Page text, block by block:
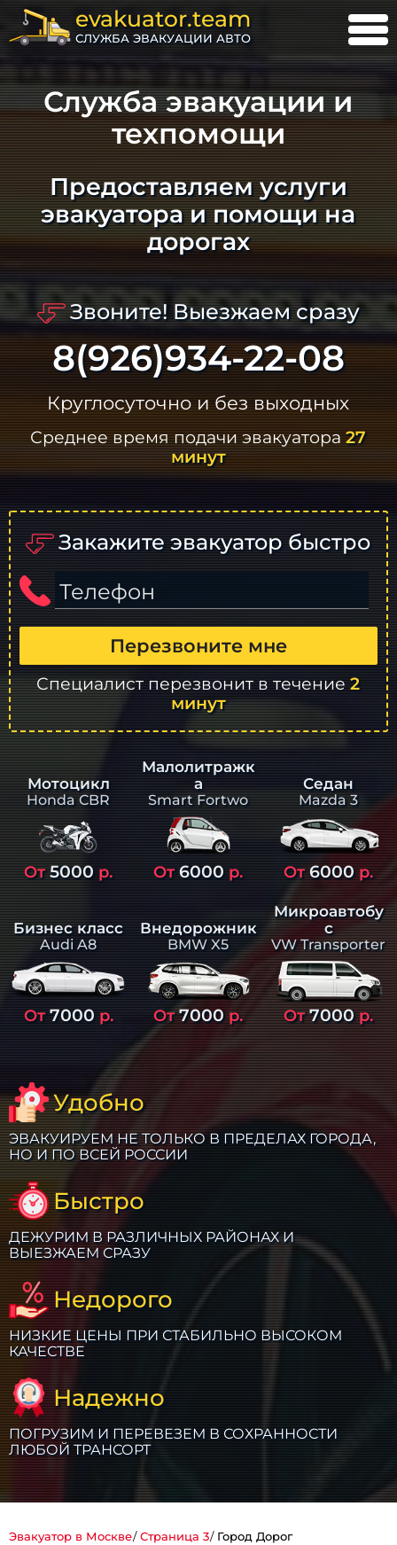
evakuator.team
СЛУЖБА ЭВАКУАЦИИ АВТО
Служба эвакуации и
техпомощи
Предоставляем услуги
эвакуатора и помощи на
дорогах
Звоните! Выезжаем сразу
8(926)934-22-08
Круглосуточно и без выходных
Среднее время подачи эвакуатора27
минут
Закажите эвакуатор быстро
Телефон
Перезвоните мне
Специалист перезвонит в течение2
минут
Мотоцикл
Honda CBR
От5000 р.
Малолитражк
а
Smart Fortwo
От6000 р.
Седан
Mazda 3
От6000р.
Бизнес класс
Audi A8
От7000р.
Внедорожник
BMW X5
От7000р.
Микроавтобу
с
VW Transporter
От7000р.
Удобно
ЭВАКУИРУЕМ НЕ ТОЛЬКО В ПРЕДЕЛАХ ГОРОДА,
НО И ПО ВСЕЙ РОССИИ
Быстро
ДЕЖУРИМ В РАЗЛИЧНЫХ РАЙОНАХ И
ВЫЕЗЖАЕМ СРАЗУ
Недорого
НИЗКИЕ ЦЕНЫ ПРИ СТАБИЛЬНО ВЫСОКОМ
КАЧЕСТВЕ
Надежно
ПОГРУЗИМ И ПЕРЕВЕЗЕМ В СОХРАННОСТИ
ЛЮБОЙ ТРАНСОРТ
Эвакуатор в Москве Страница 3 Город Дорог